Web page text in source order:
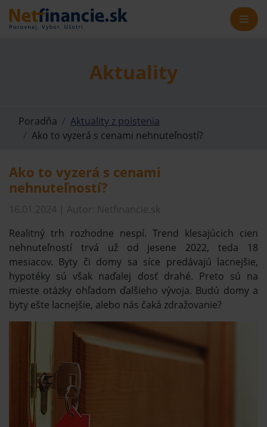
Aktuality
Poradňa
Aktuality z poistenia
Ako to vyzerá s cenami nehnuteľností?
Ako to vyzerá s cenami
nehnuteľností?
16.01.2024 | Autor: Netfinancie.sk
Realitný trh rozhodne nespí. Trend klesajúcich cien
nehnuteľností trvá už od jesene 2022, teda 18
mesiacov. Byty či domy sa síce predávajú lacnejšie,
hypotéky sú však naďalej dosť drahé. Preto sú na
mieste otázky ohľadom ďalšieho vývoja. Budú domy a
byty ešte lacnejšie, alebo nás čaká zdražovanie?